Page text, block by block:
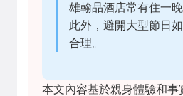
雄翰品酒店常有住一
此外，避開大型節日
合理。
本文內容基於親身體驗和事